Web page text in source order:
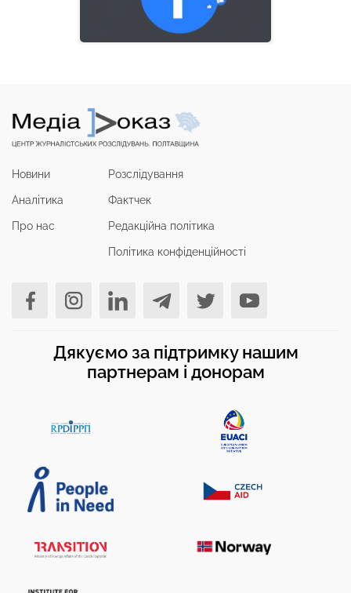
Новини
Аналітика
Про нас
Розслідування
Фактчек
Редакційна політика
Політика конфіденційності
Дякуємо за підтримку нашим
партнерам і донорам